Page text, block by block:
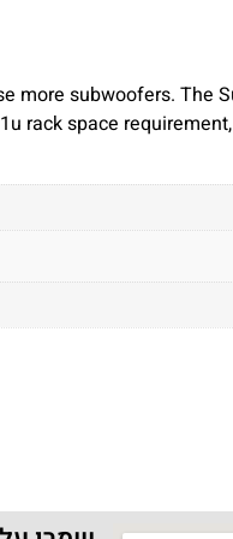
more subwoofers. The
rack space